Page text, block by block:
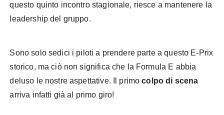
questo quinto incontro stagionale, riesce a mantenere la
leadership del gruppo.
Sono solo sedici i piloti a prendere parte a questo E-Prix
storico, ma ciò non significa che la Formula E abbia
deluso le nostre aspettative. Il primocolpo di scena
arriva infatti già al primo giro!